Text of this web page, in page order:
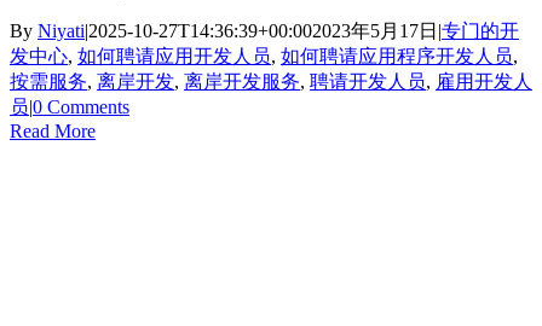
By Niyati|2025-10-27T14:36:39+00:002023年5月17日 |专门的开
发中心, 如何聘请应用开发人员, 如何聘请应用程序开发人员,
按需服务, 离岸开发, 离岸开发服务, 聘请开发人员, 雇用开发人
员|0 Comments
Read More